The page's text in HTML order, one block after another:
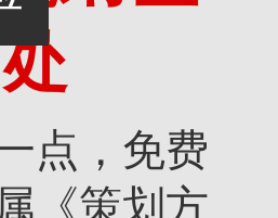
处
点，免费
《策划方